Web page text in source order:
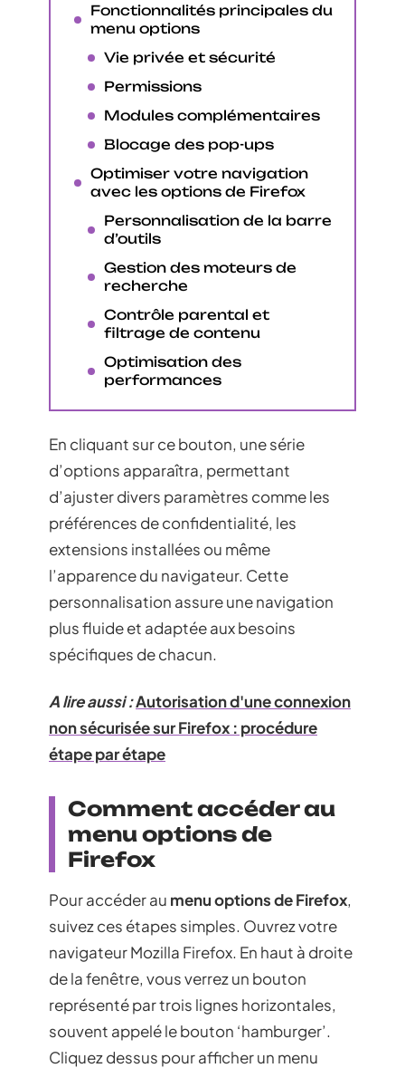
Fonctionnalités principales du
menu options
Vie privée et sécurité
Permissions
Modules complémentaires
Blocage des pop-ups
Optimiser votre navigation
avec les options de Firefox
Personnalisation de la barre
d’outils
Gestion des moteurs de
recherche
Contrôle parental et
filtrage de contenu
Optimisation des
performances
En cliquant sur ce bouton, une série
d’options apparaîtra, permettant
d’ajuster divers paramètres comme les
préférences de confidentialité, les
extensions installées ou même
l’apparence du navigateur. Cette
personnalisation assure une navigation
plus fluide et adaptée aux besoins
spécifiques de chacun.
A lire aussi :Autorisation d'une connexion
non sécurisée sur Firefox : procédure
étape par étape
Comment accéder au
menu options de
Firefox
Pour accéder au menu options de Firefox,
suivez ces étapes simples. Ouvrez votre
navigateur Mozilla Firefox. En haut à droite
de la fenêtre, vous verrez un bouton
représenté par trois lignes horizontales,
souvent appelé le bouton ‘hamburger’.
Cliquez dessus pour afficher un menu